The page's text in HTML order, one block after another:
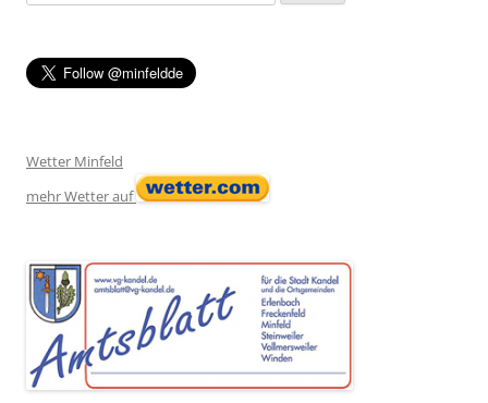
nach:
Wetter Minfeld
mehr Wetter auf